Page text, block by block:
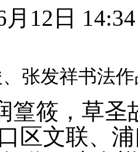
12日 14:34
张发祥书法
篁筱，草
区文联、